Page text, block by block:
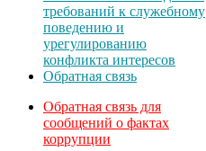
требований к служебному
поведению и
урегулированию
конфликта интересов
Обратная связь
Обратная связь для
сообщений о фактах
коррупции